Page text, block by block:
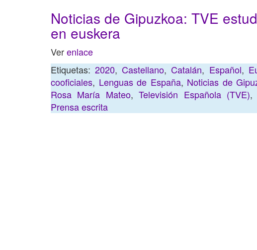
Noticias de Gipuzkoa: TVE
en euskera
Verenlace
Etiquetas:2020,Castellano,Catalán, Español,
cooficiales, Lenguas de España, Noticias de
Rosa María Mateo,Televisión Española (TVE),
Prensa escrita